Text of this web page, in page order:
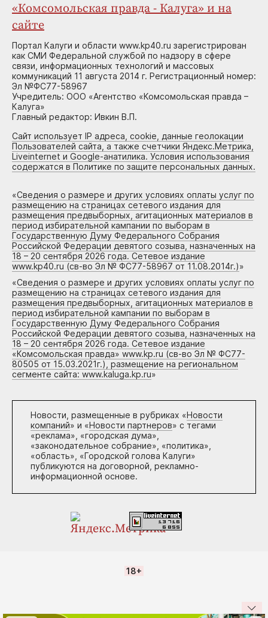
«Комсомольская правда - Калуга» и на
сайте
Портал Калуги и области www.kp40.ru зарегистрирован
как СМИ Федеральной службой по надзору в сфере
связи, информационных технологий и массовых
коммуникаций 11 августа 2014 г. Регистрационный номер:
Эл №ФС77-58967
Учредитель: ООО «Агентство «Комсомольская правда –
Калуга»
Главный редактор: Ивкин В.П.
Сайт использует IP адреса, cookie, данные геолокации
Пользователей сайта, а также счетчики Яндекс.Метрика,
Liveinternet и Google-анатилика. Условия использования
содержатся в Политике по защите персональных данных.
«Сведения о размере и других условиях оплаты услуг по
размещению на страницах сетевого издания для
размещения предвыборных, агитационных материалов в
период избирательной кампании по выборам в
Государственную Думу Федерального Собрания
Российской Федерации девятого созыва, назначенных на
18 – 20 сентября 2026 года. Сетевое издание
www.kp40.ru (св-во Эл № ФС77-58967 от 11.08.2014г.)»
«Сведения о размере и других условиях оплаты услуг по
размещению на страницах сетевого издания для
размещения предвыборных, агитационных материалов в
период избирательной кампании по выборам в
Государственную Думу Федерального Собрания
Российской Федерации девятого созыва, назначенных на
18 – 20 сентября 2026 года. Сетевое издание
«Комсомольская правда» www.kp.ru (св-во Эл № ФС77-
80505 от 15.03.2021г.), размещение на региональном
сегменте сайта: www.kaluga.kp.ru»
Новости, размещенные в рубриках «Новости
компаний» и «Новости партнеров» с тегами
«реклама», «городская дума»,
«законодательное собрание», «политика»,
«область», «Городской голова Калуги»
публикуются на договорной, рекламно-
информационной основе.
18+